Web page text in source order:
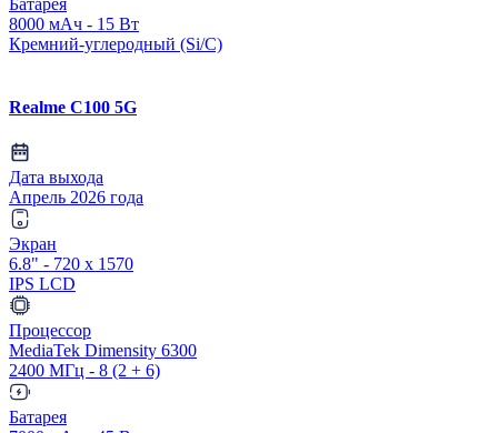
Батарея
8000 мАч - 15 Вт
Кремний-углеродный (Si/C)
Realme C100 5G
Дата выхода
Апрель 2026 года
Экран
6.8" - 720 x 1570
IPS LCD
Процессор
MediaTek Dimensity 6300
2400 МГц - 8 (2 + 6)
Батарея